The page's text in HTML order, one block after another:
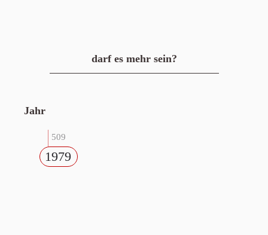
darf es mehr sein?
Jahr
509
1979